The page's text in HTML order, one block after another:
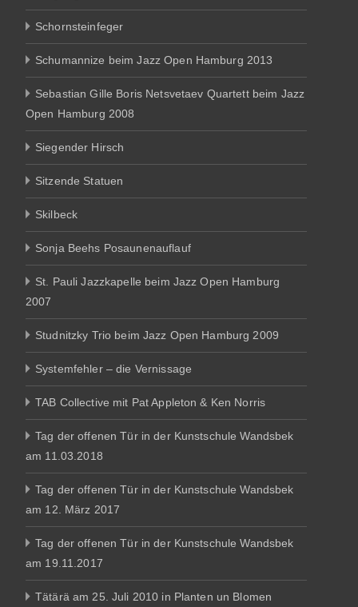
Schornsteinfeger
Schumannize beim Jazz Open Hamburg 2013
Sebastian Gille Boris Netsvetaev Quartett beim Jazz
Open Hamburg 2008
Siegender Hirsch
Sitzende Statuen
Skilbeck
Sonja Beehs Posaunenauflauf
St. Pauli Jazzkapelle beim Jazz Open Hamburg
2007
Studnitzky Trio beim Jazz Open Hamburg 2009
Systemfehler – die Vernissage
TAB Collective mit Pat Appleton & Ken Norris
Tag der offenen Tür in der Kunstschule Wandsbek
am 11.03.2018
Tag der offenen Tür in der Kunstschule Wandsbek
am 12. März 2017
Tag der offenen Tür in der Kunstschule Wandsbek
am 19.11.2017
Tätärä am 25. Juli 2010 in Planten un Blomen